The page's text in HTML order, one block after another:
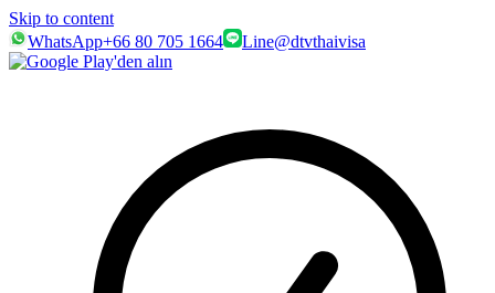
Skip to content
WhatsApp+66 80 705 1664 Line@dtvthaivisa